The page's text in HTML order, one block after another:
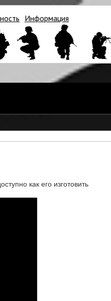
Информация
как его изготовить